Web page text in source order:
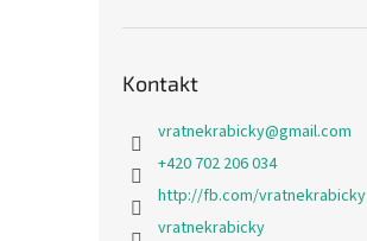
Kontakt
vratnekrabicky@gmail.com
+420 702 206 034
http://fb.com/vratnekrabicky
vratnekrabicky